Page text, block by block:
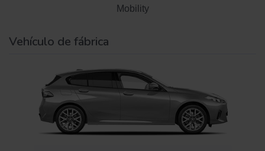
Mobility
Vehículo de fábrica